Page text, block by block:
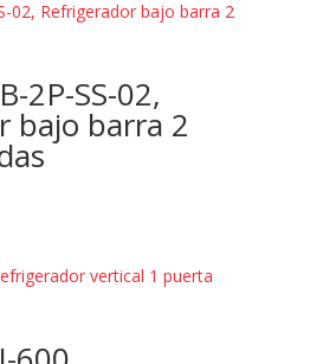
2P-SS-02,
bajo barra 2